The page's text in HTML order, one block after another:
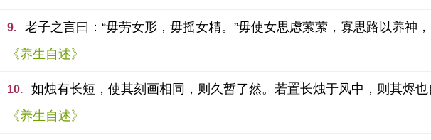
9.
老子之言曰：“毋劳女形，毋摇女精。”毋使女思虑萦萦，寡思路以养神
《养生自述》
10.
如烛有长短，使其刻画相同，则久暂了然。若置长烛于风中，则其烬
《养生自述》